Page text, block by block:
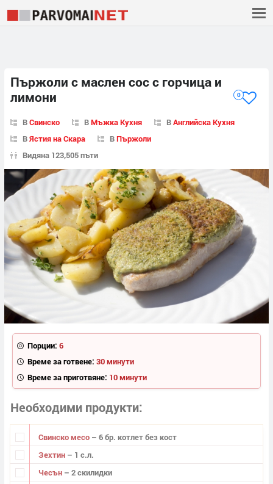
Пържоли с маслен сос с горчица и
лимони
0
ВСвинско ВМъжка Кухня ВАнглийска Кухня
ВЯстия на Скара ВПържоли
Видяна 123,505 пъти
Порции: 6
Време за готвене: 30 минути
Време за приготвяне: 10 минути
Необходими продукти
Свинско месо – 6 бр. котлет без кост
Зехтин – 1 с.л.
Чесън – 2 скилидки